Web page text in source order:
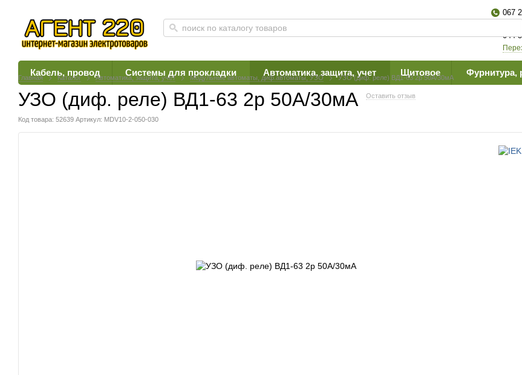
067
063
044
Кабель, провод Системы для прокладки Автоматика, защита, учет Щитовое Фурнитура,
Главная Каталог Автоматика, защита, учет Модульные автоматы, диф.автоматы, УЗО УЗО (диф. реле) ВД1-63 2р 50А/30мА
УЗО (диф. реле) ВД1-63 2р 50А/30мА Оставить отзыв
Код товара: 52639 Артикул: MDV10-2-050-030